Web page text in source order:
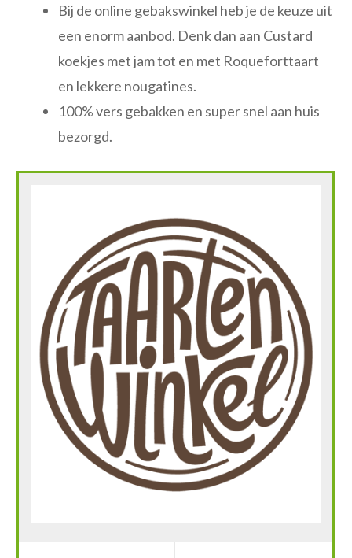
Bij de online gebakswinkel heb je de keuze uit
een enorm aanbod. Denk dan aan Custard
koekjes met jam tot en met Roqueforttaart
en lekkere nougatines.
100% vers gebakken en super snel aan huis
bezorgd.